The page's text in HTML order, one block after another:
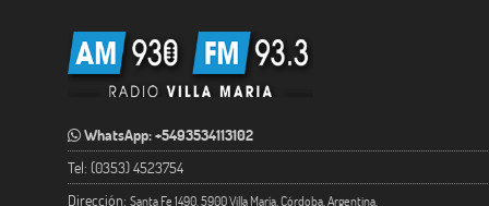
WhatsApp: +5493534113102
Tel: (0353) 4523754
Dirección: Santa Fe 1490. 5900 Villa María, Córdoba, Argentina.